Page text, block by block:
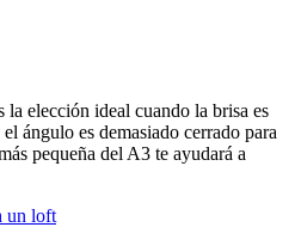
elección ideal cuando la brisa es
ángulo es demasiado cerrado para
pequeña del A3 te ayudará a
un loft